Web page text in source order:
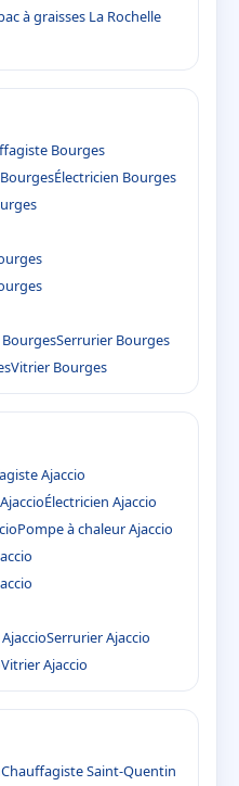
à graisses La Rochelle
Bourges
Électricien Bourges
Serrurier Bourges
Vitrier Bourges
Ajaccio
Électricien Ajaccio
Pompe à chaleur Ajaccio
Serrurier Ajaccio
Vitrier Ajaccio
Chauffagiste Saint-Quentin